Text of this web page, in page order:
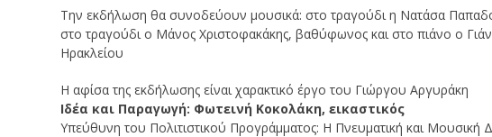
Την εκδήλωση θα συνοδεύουν μουσικά: στο τραγούδι η Νατάσα
στο τραγούδι ο Μάνος Χριστοφακάκης, βαθύφωνος και στο πιάνο ο
Ηρακλείου
Η αφίσα της εκδήλωσης είναι χαρακτικό έργο του Γιώργου Αργυράκη
Ιδέα και Παραγωγή: Φωτεινή Κοκολάκη, εικαστικός
Υπεύθυνη του Πολιτιστικού Προγράμματος: Η Πνευματική και